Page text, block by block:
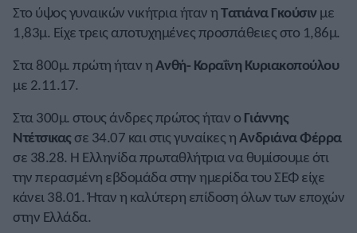
Στο ύψος γυναικών νικήτρια ήταν ηΤατιάνα Γκούσινμε
1,83μ. Είχε τρεις αποτυχημένες προσπάθειες στο 1,86μ.
Στα 800μ. πρώτη ήταν ηΑνθή- Κοραΐνη Κυριακοπούλου
με 2.11.17.
Στα 300μ. στους άνδρες πρώτος ήταν ο Γιάννης
Ντέτσικαςσε 34.07 και στις γυναίκες ηΑνδριάνα Φέρρα
σε 38.28. Η Ελληνίδα πρωταθλήτρια να θυμίσουμε ότι
την περασμένη εβδομάδα στην ημερίδα του ΣΕΦ είχε
κάνει 38.01. Ήταν η καλύτερη επίδοση όλων των εποχών
στην Ελλάδα.